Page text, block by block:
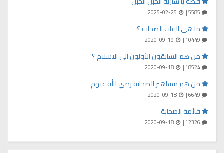
ما هي القاب الصحابة ؟
من هم السابقون الأولون الى الاسلام ؟
18524 |
2020-09-18
من هم مشاهير الصحابة رضي الله عنهم
2020-09-18
قائمة الصحابة
2020-09-18